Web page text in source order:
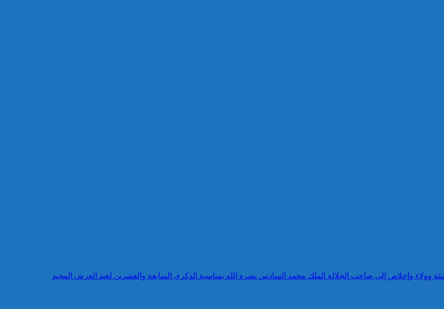
وولاء وإخلاص إلى صاحب الجلالة الملك محمد السادس نصره الله بمناسبة الذكرى السابعة والعشرين لعيد العرش المجيد